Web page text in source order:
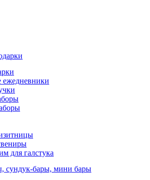
для галстука
сундук-бары, мини бары